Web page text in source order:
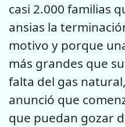
casi 2.000 familias
ansias la
motivo y porque
más grandes que
falta del gas
anunció que
que puedan gozar